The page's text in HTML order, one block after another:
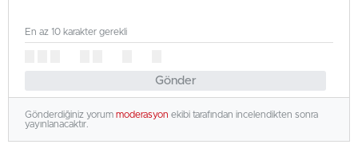
Gönder
En az 10 karakter gerekli
Gönderdiğiniz yorum moderasyon ekibi tarafından incelendikten sonra
yayınlanacaktır.